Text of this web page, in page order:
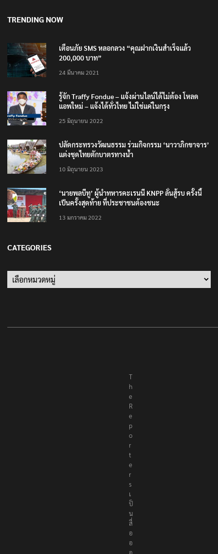
TRENDING NOW
เตือนภัย SMS หลอกลวง “คุณฝากเงินสำเร็จแล้ว
200,000 บาท”
24 มีนาคม 2021
รู้จัก Traffy Fondue – แจ้งผ่านไลน์ได้ไม่ต้อง โหลด
แอพใหม่ – แจ้งได้ทั่วไทย ไม่ใช่แค่ในกรุง
25 มิถุนายน 2022
ปลัดกระทรวงวัฒนธรรม ร่วมกิจกรรม ‘นาวาภิกขาจาร’
แต่งชุดไทยตักบาตรทางน้ำ
10 มิถุนายน 2023
‘นายพลบีทู’ ผู้นำทหารคะเรนนี KNPP ลั่นสู้รบ ครั้งนี้
เป็นครั้งสุดท้าย ที่ประชาชนต้องชนะ
13 มกราคม 2022
CATEGORIES
Categories
T
h
e
R
e
p
o
r
t
e
r
s
เ
ป็
น
สื่
อ
อ